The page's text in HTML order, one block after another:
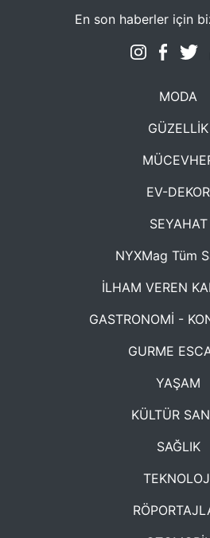
En son haberler için
MODA
GÜZELLİK
EV-DEKOR
SEYAHAT
NYXMag Tüm
İLHAM VEREN
GASTRONOMİ -
GURME
YAŞAM
KÜLTÜR
SAĞLIK